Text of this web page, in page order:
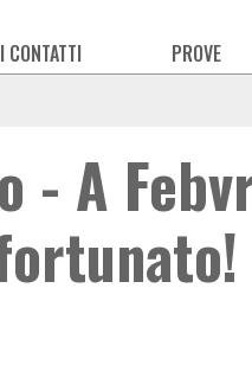
CONTATTI PROVE
- A